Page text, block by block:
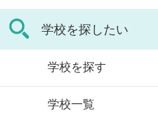
地下鉄東西線・南北線・東豊線
10番出口より徒歩8分
学校を探したい
学校を探す
学校一覧